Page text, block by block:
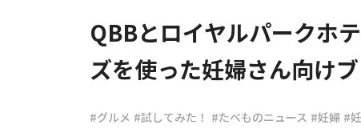
QBBとロイヤルパークホ
ズを使った妊婦さん向け
#グルメ #試してみた！ #たべものニュース #妊婦 #